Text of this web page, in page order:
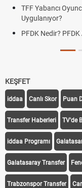
TFF Yabancı
Uygulanıyor?
PFDK Nedir? PFDK
KEŞFET
iddaa Canlı Skor Puan
Transfer Haberleri TV'de
iddaa Programı
Galatasaray Transfer
Trabzonspor Transfer